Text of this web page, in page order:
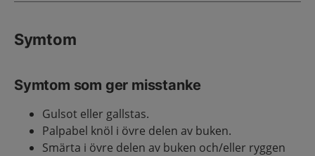
Symtom
Symtom som ger misstanke
Gulsot eller gallstas.
Palpabel knöl i övre delen av buken.
Smärta i övre delen av buken och/eller ryggen